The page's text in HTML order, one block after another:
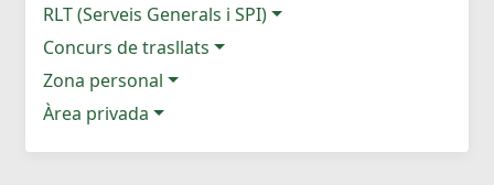
RLT (Serveis Generals i SPI)
Concurs de trasllats
Zona personal
Àrea privada